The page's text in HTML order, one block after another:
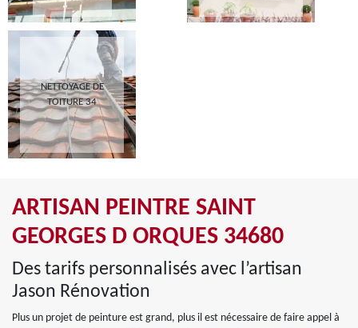
NETTOYAGE DE
TOITURE 34
ARTISAN PEINTRE SAINT
GEORGES D ORQUES 34680
Des tarifs personnalisés avec l’artisan
Jason Rénovation
Plus un projet de peinture est grand, plus il est nécessaire de faire appel à